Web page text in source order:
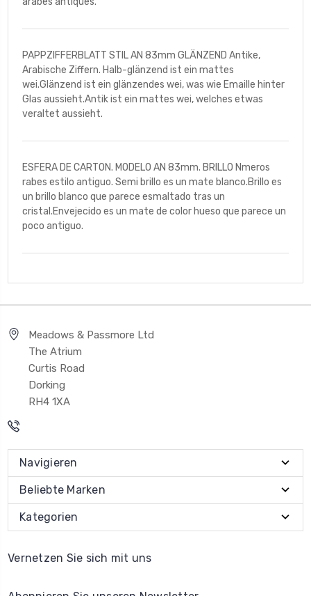
PAPPZIFFERBLATT STIL AN 83mm GLÄNZEND Antike,
Arabische Ziffern. Halb-glänzend ist ein mattes
wei.Glänzend ist ein glänzendes wei, was wie Emaille hinter
Glas aussieht.Antik ist ein mattes wei, welches etwas
veraltet aussieht.
ESFERA DE CARTON. MODELO AN 83mm. BRILLO Nmeros
rabes estilo antiguo. Semi brillo es un mate blanco.Brillo es
un brillo blanco que parece esmaltado tras un
cristal.Envejecido es un mate de color hueso que parece un
poco antiguo.
Meadows & Passmore Ltd
The Atrium
Curtis Road
Dorking
RH4 1XA
Navigieren
Beliebte Marken
Kategorien
Vernetzen Sie sich mit uns